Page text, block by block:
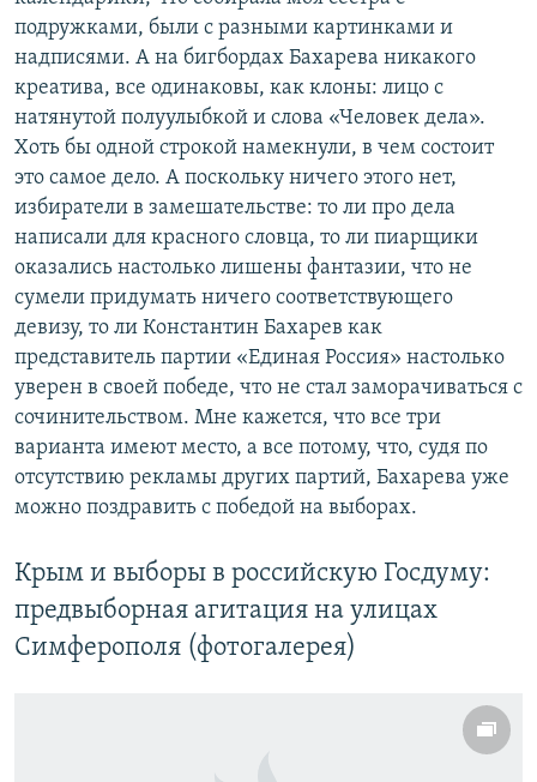
подружками, были с разными картинками и
надписями. А на бигбордах Бахарева никакого
креатива, все одинаковы, как клоны: лицо с
натянутой полуулыбкой и слова «Человек дела».
Хоть бы одной строкой намекнули, в чем состоит
это самое дело. А поскольку ничего этого нет,
избиратели в замешательстве: то ли про дела
написали для красного словца, то ли пиарщики
оказались настолько лишены фантазии, что не
сумели придумать ничего соответствующего
девизу, то ли Константин Бахарев как
представитель партии «Единая Россия» настолько
уверен в своей победе, что не стал заморачиваться с
сочинительством. Мне кажется, что все три
варианта имеют место, а все потому, что, судя по
отсутствию рекламы других партий, Бахарева уже
можно поздравить с победой на выборах.
Крым и выборы в российскую Госдуму:
предвыборная агитация на улицах
Симферополя (фотогалерея)